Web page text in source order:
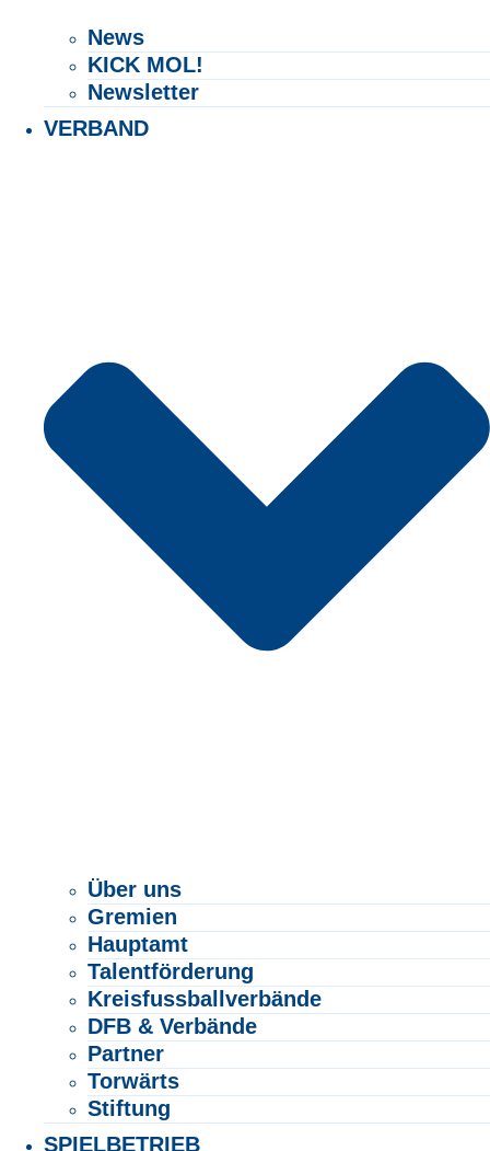
News
KICK MOL!
Newsletter
VERBAND
Über uns
Gremien
Hauptamt
Talentförderung
Kreisfussballverbände
DFB & Verbände
Partner
Torwärts
Stiftung
SPIELBETRIEB